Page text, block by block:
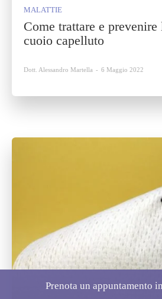
MALATTIE
Come trattare e prevenire
cuoio capelluto
Dott. Alessandro Martella - 6 Maggio 2022
Prenota un appuntamento